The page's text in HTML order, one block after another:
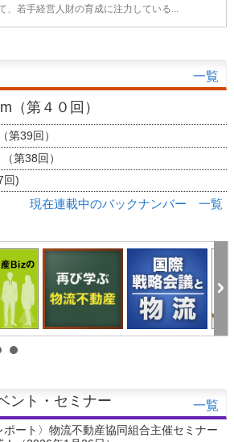
、若手経営人財の育成に注力している...
一覧
第４０回）
39回）
第38回）
回)
現在連載中のバックナンバー 一覧
ント・セミナー 一覧
ポート〉物流不動産協同組合主催セミナー